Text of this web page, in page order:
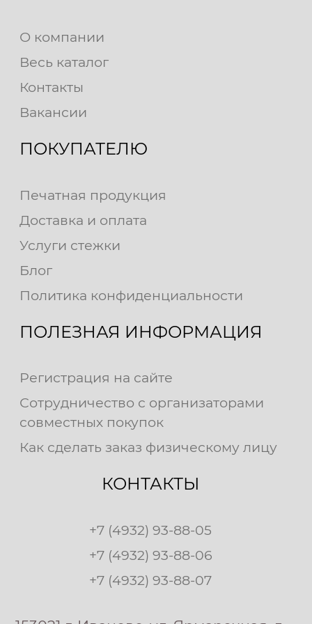
О компании
Весь каталог
Контакты
Вакансии
ПОКУПАТЕЛЮ
Печатная продукция
Доставка и оплата
Услуги стежки
Блог
Политика конфиденциальности
ПОЛЕЗНАЯ ИНФОРМАЦИЯ
Регистрация на сайте
Сотрудничество с организаторами
совместных покупок
Как сделать заказ физическому лицу
КОНТАКТЫ
+7 (4932) 93-88-05
+7 (4932) 93-88-06
+7 (4932) 93-88-07